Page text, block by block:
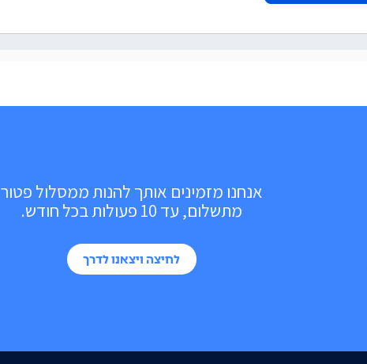
אנחנו מזמינים אותך להנות ממסלול פטור
מתשלום, עד 10 פעולות בכל חודש.
לחיצה ויצאנו לדרך